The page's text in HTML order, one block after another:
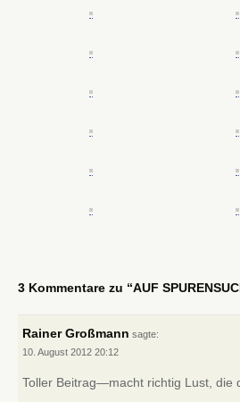
3 Kommentare zu “AUF
Rainer Großmann sagte:
10. August 2012 20:12
Toller Beitrag—macht richtig Lust, die